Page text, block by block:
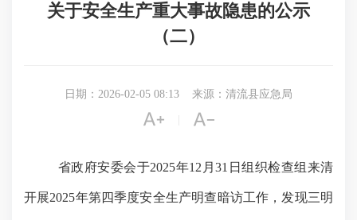
关于安全生产重大事故隐患的公示
（二）
日期：2026-02-05 08:13 来源：清流县应急局
 
省政府安委会于2025年12月31日组织检查组 来清
开展2025年第四季度安全生产明查暗访工作，发现三明